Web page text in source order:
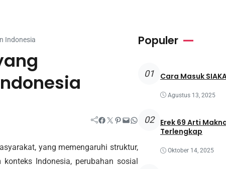
Indonesia
Facebook Twitter Pinterest Mail WhatsApp
yang memengaruhi struktur,
Indonesia, perubahan sosial
Populer
01 Cara Masuk
Agustus 13, 2025
02
Erek 69 Arti
Terlengkap
Oktober 14, 2025